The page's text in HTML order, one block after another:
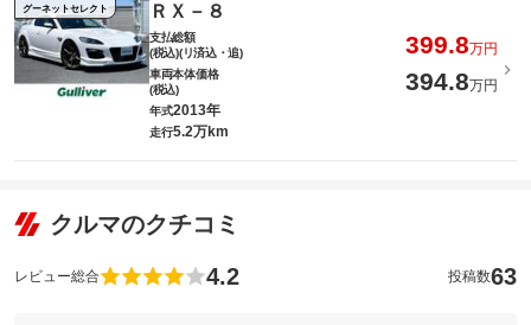
グーネットセレクト ＲＸ－８
支払総額
(税込)(リ済込・追)
399.8万円
車両本体価格
(税込)
394.8万円
年式2013年
走行5.2万km
クルマのクチコミ
レビュー総合 4.2 投稿数63